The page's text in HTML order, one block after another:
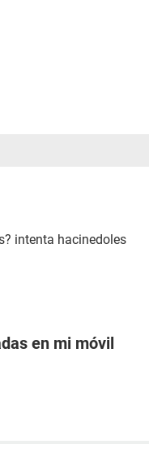
intenta hacinedoles
en mi móvil